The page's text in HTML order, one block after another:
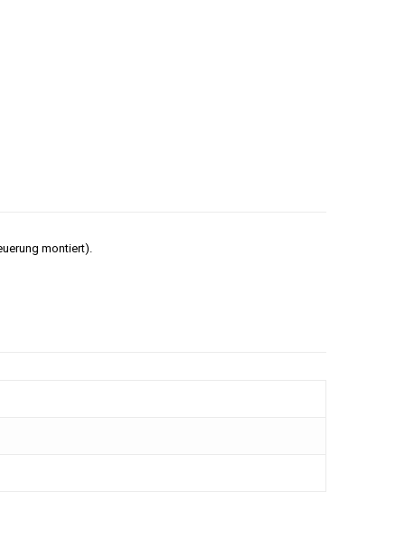
montiert).